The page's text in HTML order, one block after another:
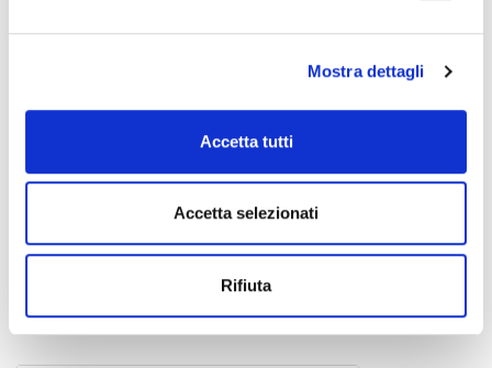
Mostra dettagli
Accetta tutti
Accetta selezionati
Rifiuta
ULTIMO.RCM-GBK-MF-3-A